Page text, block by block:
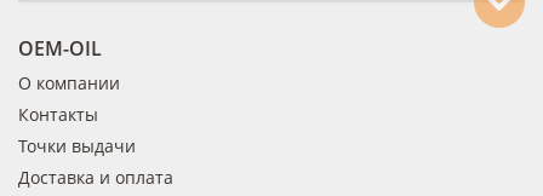
OEM-OIL
О компании
Контакты
Точки выдачи
Доставка и оплата